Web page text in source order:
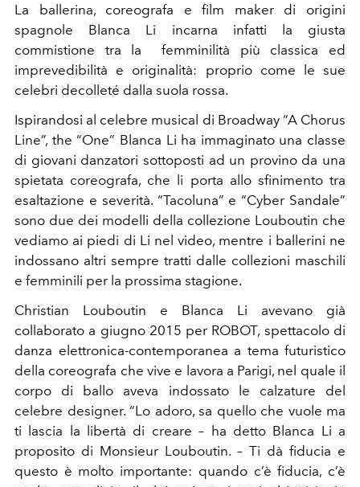
La ballerina, coreografa e film maker di origini
spagnole Blanca Li incarna infatti la giusta
commistione tra la femminilità più classica ed
imprevedibilità e originalità: proprio come le sue
celebri decolleté dalla suola rossa.
Ispirandosi al celebre musical di Broadway “A Chorus
Line”, the “One” Blanca Li ha immaginato una classe
di giovani danzatori sottoposti ad un provino da una
spietata coreografa, che li porta allo sfinimento tra
esaltazione e severità. “Tacoluna” e “Cyber Sandale”
sono due dei modelli della collezione Louboutin che
vediamo ai piedi di Li nel video, mentre i ballerini ne
indossano altri sempre tratti dalle collezioni maschili
e femminili per la prossima stagione.
Christian Louboutin e Blanca Li avevano già
collaborato a giugno 2015 per ROBOT, spettacolo di
danza elettronica-contemporanea a tema futuristico
della coreografa che vive e lavora a Parigi, nel quale il
corpo di ballo aveva indossato le calzature del
celebre designer. “Lo adoro, sa quello che vuole ma
ti lascia la libertà di creare – ha detto Blanca Li a
proposito di Monsieur Louboutin. – Ti dà fiducia e
questo è molto importante: quando c’è fiducia, c’è